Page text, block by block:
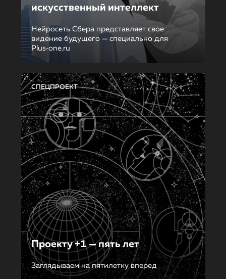
искусственный интеллект
Нейросеть Сбера представляет свое
видение будущего — специально для
Plus‑one.ru
СПЕЦПРОЕКТ
Проекту +1 — пять лет
Заглядываем на пятилетку вперед